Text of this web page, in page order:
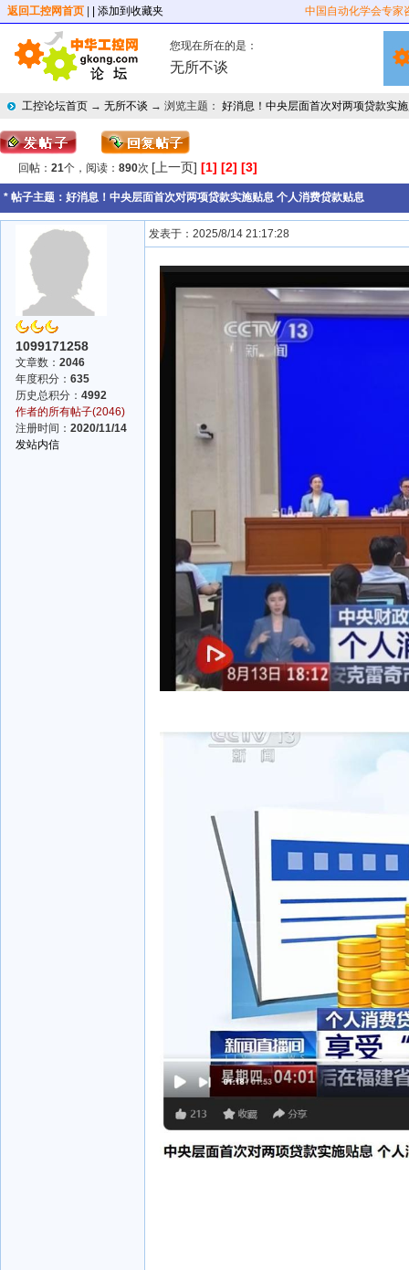
返回工控网首页 | 添加到收藏夹 中国自动化学会专家
您现在所在的是：
无所不谈
工控论坛首页 → 无所不谈 → 浏览主题： 好消息！中央层面首次对两项贷款实
回帖： 21个，阅读： 890次 [上一页] [1] [2] [3]
* 帖子主题： 好消息！中央层面首次对两项贷款实施贴息 个人消费贷款贴息
1099171258
文章数： 2046
年度积分： 635
历史总积分： 4992
作者的所有帖子(2046)
注册时间： 2020/11/14
发站内信
发表于：2025/8/14 21:17:28